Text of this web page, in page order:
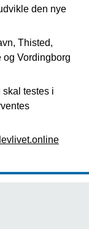
den nye
Thisted,
og Vordingborg
skal testes i